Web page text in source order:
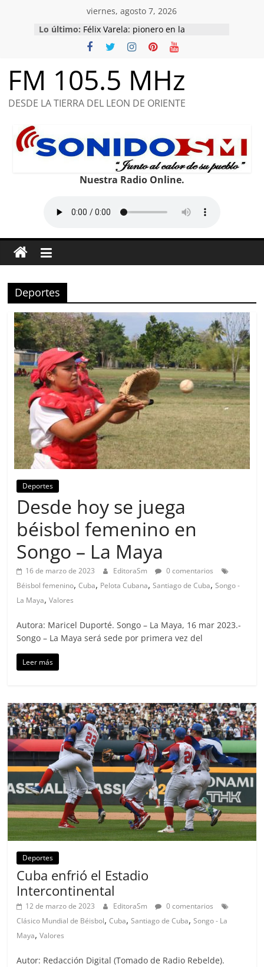
contenido
viernes, agosto 7, 2026
Lo último: Conociendo de Comunicaciones
Félix Varela: pionero en la
educación y el patriotismo.
Cuba en Marcha del Pueblo en
honor a combatientes caídos y de
compromiso con la Patria.
FM 105.5 MHz
DESDE LA TIERRA DEL LEON DE ORIENTE
Nuestra Radio Online.
Deportes
Deportes
Desde hoy se juega
béisbol femenino en
Songo – La Maya
16 de marzo de 2023 EditoraSm
0 comentarios
Béisbol femenino,Cuba, Pelota Cubana,Santiago de Cuba,Songo -
La Maya,Valores
Autora: Maricel Duporté. Songo – La Maya, 16 mar 2023.-
Songo – La Maya será sede por primera vez del
Leer más
Deportes
Cuba enfrió el Estadio
Intercontinental
12 de marzo de 2023 EditoraSm
0 comentarios
Clásico Mundial de Béisbol,Cuba,Santiago de Cuba,Songo - La
Maya,Valores
Autor: Redacción Digital (Tomado de Radio Rebelde).